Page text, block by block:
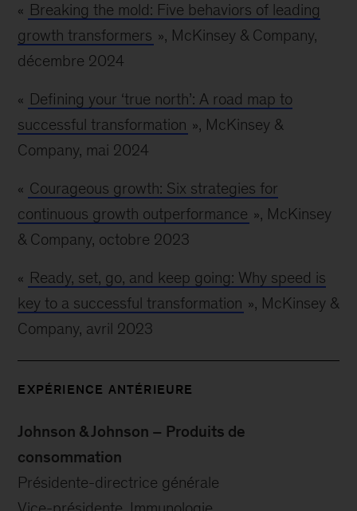
« Breaking the mold: Five behaviors of leading
growth transformers », McKinsey & Company,
décembre 2024
« Defining your ‘true north’: A road map to
successful transformation », McKinsey &
Company, mai 2024
« Courageous growth: Six strategies for
continuous growth outperformance », McKinsey
& Company, octobre 2023
« Ready, set, go, and keep going: Why speed is
key to a successful transformation », McKinsey &
Company, avril 2023
EXPÉRIENCE ANTÉRIEURE
Johnson & Johnson – Produits de
consommation
Présidente-directrice générale